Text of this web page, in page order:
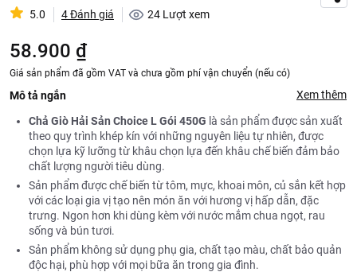
5.0 4 Đánh giá 24 Lượt xem
58.900 ₫
Giá sản phẩm đã gồm VAT và chưa gồm phí vận chuyển (nếu có)
Mô tả ngắn Xem thêm
Chả Giò Hải Sản Choice L Gói 450G là sản phẩm được sản xuất
theo quy trình khép kín với những nguyên liệu tự nhiên, được
chọn lựa kỹ lưỡng từ khâu chọn lựa đến khâu chế biến đảm bảo
chất lượng người tiêu dùng.
Sản phẩm được chế biến từ tôm, mực, khoai môn, củ sắn kết hợp
với các loại gia vị tạo nên món ăn với hương vị hấp dẫn, đặc
trưng. Ngon hơn khi dùng kèm với nước mắm chua ngọt, rau
sống và bún tươi.
Sản phẩm không sử dụng phụ gia, chất tạo màu, chất bảo quản
độc hại, phù hợp với mọi bữa ăn trong gia đình.